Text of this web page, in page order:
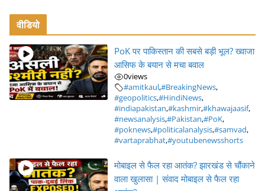
वीडियो
PoK पर पाकिस्तान की सबसे बड़ी भूल? ख्वाजा
आसिफ के बयान से मचा बवाल
0views
#amitkaul,#BreakingNews,
#geopolitics,#HindiNews,
#indiapakistan,#kashmir,#khawajaasif,
#newsanalysis,#Pakistan,#PoK,
#poknews,#politicalanalysis,#samvad,
#vartaprabhat,#youtubenewsshorts
मोबाइल से फैल रहा आतंक? झारखंड से चौंकाने
वाला खुलासा | संवाद मोबाइल से फैल रहा